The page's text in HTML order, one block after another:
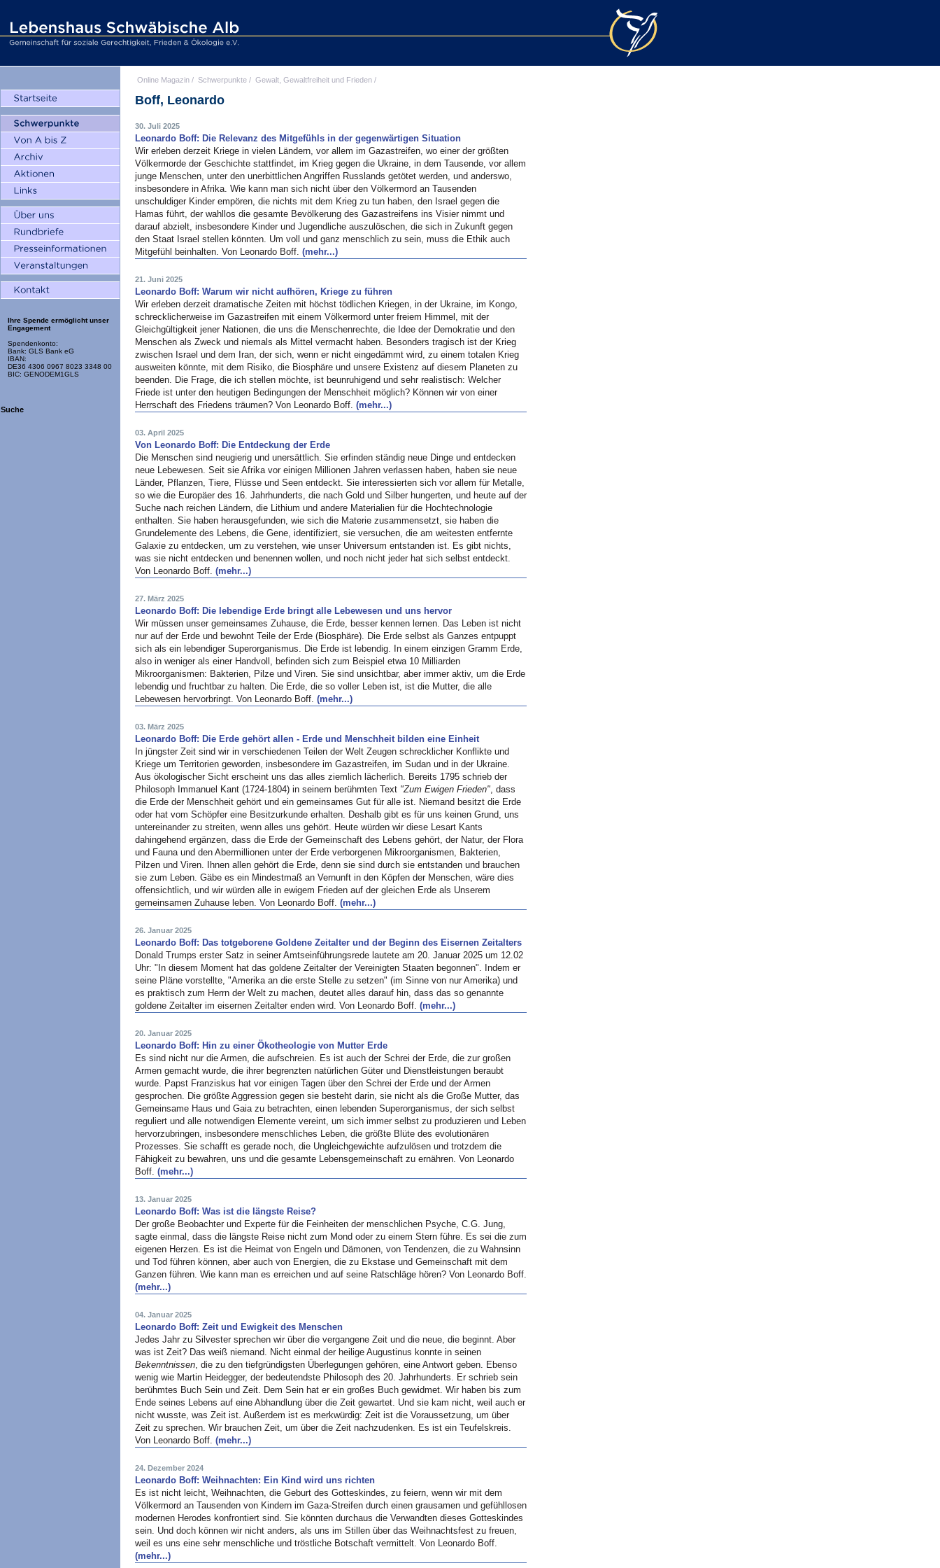
Ihre Spende ermöglicht unser
Engagement
Spendenkonto:
Bank: GLS Bank eG
IBAN:
DE36 4306 0967 8023 3348 00
BIC: GENODEM1GLS
Suche
Online Magazin / Schwerpunkte / Gewalt, Gewaltfreiheit und Frieden /
Boff, Leonardo
30. Juli 2025
Leonardo Boff: Die Relevanz des Mitgefühls in der gegenwärtigen Situation
Wir erleben derzeit Kriege in vielen Ländern, vor allem im Gazastreifen, wo einer der größten
Völkermorde der Geschichte stattfindet, im Krieg gegen die Ukraine, in dem Tausende, vor allem
junge Menschen, unter den unerbittlichen Angriffen Russlands getötet werden, und anderswo,
insbesondere in Afrika. Wie kann man sich nicht über den Völkermord an Tausenden
unschuldiger Kinder empören, die nichts mit dem Krieg zu tun haben, den Israel gegen die
Hamas führt, der wahllos die gesamte Bevölkerung des Gazastreifens ins Visier nimmt und
darauf abzielt, insbesondere Kinder und Jugendliche auszulöschen, die sich in Zukunft gegen
den Staat Israel stellen könnten. Um voll und ganz menschlich zu sein, muss die Ethik auch
Mitgefühl beinhalten. Von Leonardo Boff. (mehr...)
21. Juni 2025
Leonardo Boff: Warum wir nicht aufhören, Kriege zu führen
Wir erleben derzeit dramatische Zeiten mit höchst tödlichen Kriegen, in der Ukraine, im Kongo,
schrecklicherweise im Gazastreifen mit einem Völkermord unter freiem Himmel, mit der
Gleichgültigkeit jener Nationen, die uns die Menschenrechte, die Idee der Demokratie und den
Menschen als Zweck und niemals als Mittel vermacht haben. Besonders tragisch ist der Krieg
zwischen Israel und dem Iran, der sich, wenn er nicht eingedämmt wird, zu einem totalen Krieg
ausweiten könnte, mit dem Risiko, die Biosphäre und unsere Existenz auf diesem Planeten zu
beenden. Die Frage, die ich stellen möchte, ist beunruhigend und sehr realistisch: Welcher
Friede ist unter den heutigen Bedingungen der Menschheit möglich? Können wir von einer
Herrschaft des Friedens träumen? Von Leonardo Boff. (mehr...)
03. April 2025
Von Leonardo Boff: Die Entdeckung der Erde
Die Menschen sind neugierig und unersättlich. Sie erfinden ständig neue Dinge und entdecken
neue Lebewesen. Seit sie Afrika vor einigen Millionen Jahren verlassen haben, haben sie neue
Länder, Pflanzen, Tiere, Flüsse und Seen entdeckt. Sie interessierten sich vor allem für Metalle,
so wie die Europäer des 16. Jahrhunderts, die nach Gold und Silber hungerten, und heute auf der
Suche nach reichen Ländern, die Lithium und andere Materialien für die Hochtechnologie
enthalten. Sie haben herausgefunden, wie sich die Materie zusammensetzt, sie haben die
Grundelemente des Lebens, die Gene, identifiziert, sie versuchen, die am weitesten entfernte
Galaxie zu entdecken, um zu verstehen, wie unser Universum entstanden ist. Es gibt nichts,
was sie nicht entdecken und benennen wollen, und noch nicht jeder hat sich selbst entdeckt.
Von Leonardo Boff. (mehr...)
27. März 2025
Leonardo Boff: Die lebendige Erde bringt alle Lebewesen und uns hervor
Wir müssen unser gemeinsames Zuhause, die Erde, besser kennen lernen. Das Leben ist nicht
nur auf der Erde und bewohnt Teile der Erde (Biosphäre). Die Erde selbst als Ganzes entpuppt
sich als ein lebendiger Superorganismus. Die Erde ist lebendig. In einem einzigen Gramm Erde,
also in weniger als einer Handvoll, befinden sich zum Beispiel etwa 10 Milliarden
Mikroorganismen: Bakterien, Pilze und Viren. Sie sind unsichtbar, aber immer aktiv, um die Erde
lebendig und fruchtbar zu halten. Die Erde, die so voller Leben ist, ist die Mutter, die alle
Lebewesen hervorbringt. Von Leonardo Boff. (mehr...)
03. März 2025
Leonardo Boff: Die Erde gehört allen - Erde und Menschheit bilden eine Einheit
In jüngster Zeit sind wir in verschiedenen Teilen der Welt Zeugen schrecklicher Konflikte und
Kriege um Territorien geworden, insbesondere im Gazastreifen, im Sudan und in der Ukraine.
Aus ökologischer Sicht erscheint uns das alles ziemlich lächerlich. Bereits 1795 schrieb der
Philosoph Immanuel Kant (1724-1804) in seinem berühmten Text "Zum Ewigen Frieden", dass
die Erde der Menschheit gehört und ein gemeinsames Gut für alle ist. Niemand besitzt die Erde
oder hat vom Schöpfer eine Besitzurkunde erhalten. Deshalb gibt es für uns keinen Grund, uns
untereinander zu streiten, wenn alles uns gehört. Heute würden wir diese Lesart Kants
dahingehend ergänzen, dass die Erde der Gemeinschaft des Lebens gehört, der Natur, der Flora
und Fauna und den Abermillionen unter der Erde verborgenen Mikroorganismen, Bakterien,
Pilzen und Viren. Ihnen allen gehört die Erde, denn sie sind durch sie entstanden und brauchen
sie zum Leben. Gäbe es ein Mindestmaß an Vernunft in den Köpfen der Menschen, wäre dies
offensichtlich, und wir würden alle in ewigem Frieden auf der gleichen Erde als Unserem
gemeinsamen Zuhause leben. Von Leonardo Boff. (mehr...)
26. Januar 2025
Leonardo Boff: Das totgeborene Goldene Zeitalter und der Beginn des Eisernen Zeitalters
Donald Trumps erster Satz in seiner Amtseinführungsrede lautete am 20. Januar 2025 um 12.02
Uhr: "In diesem Moment hat das goldene Zeitalter der Vereinigten Staaten begonnen". Indem er
seine Pläne vorstellte, "Amerika an die erste Stelle zu setzen" (im Sinne von nur Amerika) und
es praktisch zum Herrn der Welt zu machen, deutet alles darauf hin, dass das so genannte
goldene Zeitalter im eisernen Zeitalter enden wird. Von Leonardo Boff. (mehr...)
20. Januar 2025
Leonardo Boff: Hin zu einer Ökotheologie von Mutter Erde
Es sind nicht nur die Armen, die aufschreien. Es ist auch der Schrei der Erde, die zur großen
Armen gemacht wurde, die ihrer begrenzten natürlichen Güter und Dienstleistungen beraubt
wurde. Papst Franziskus hat vor einigen Tagen über den Schrei der Erde und der Armen
gesprochen. Die größte Aggression gegen sie besteht darin, sie nicht als die Große Mutter, das
Gemeinsame Haus und Gaia zu betrachten, einen lebenden Superorganismus, der sich selbst
reguliert und alle notwendigen Elemente vereint, um sich immer selbst zu produzieren und Leben
hervorzubringen, insbesondere menschliches Leben, die größte Blüte des evolutionären
Prozesses. Sie schafft es gerade noch, die Ungleichgewichte aufzulösen und trotzdem die
Fähigkeit zu bewahren, uns und die gesamte Lebensgemeinschaft zu ernähren. Von Leonardo
Boff. (mehr...)
13. Januar 2025
Leonardo Boff: Was ist die längste Reise?
Der große Beobachter und Experte für die Feinheiten der menschlichen Psyche, C.G. Jung,
sagte einmal, dass die längste Reise nicht zum Mond oder zu einem Stern führe. Es sei die zum
eigenen Herzen. Es ist die Heimat von Engeln und Dämonen, von Tendenzen, die zu Wahnsinn
und Tod führen können, aber auch von Energien, die zu Ekstase und Gemeinschaft mit dem
Ganzen führen. Wie kann man es erreichen und auf seine Ratschläge hören? Von Leonardo Boff.
(mehr...)
04. Januar 2025
Leonardo Boff: Zeit und Ewigkeit des Menschen
Jedes Jahr zu Silvester sprechen wir über die vergangene Zeit und die neue, die beginnt. Aber
was ist Zeit? Das weiß niemand. Nicht einmal der heilige Augustinus konnte in seinen
Bekenntnissen, die zu den tiefgründigsten Überlegungen gehören, eine Antwort geben. Ebenso
wenig wie Martin Heidegger, der bedeutendste Philosoph des 20. Jahrhunderts. Er schrieb sein
berühmtes Buch Sein und Zeit. Dem Sein hat er ein großes Buch gewidmet. Wir haben bis zum
Ende seines Lebens auf eine Abhandlung über die Zeit gewartet. Und sie kam nicht, weil auch er
nicht wusste, was Zeit ist. Außerdem ist es merkwürdig: Zeit ist die Voraussetzung, um über
Zeit zu sprechen. Wir brauchen Zeit, um über die Zeit nachzudenken. Es ist ein Teufelskreis.
Von Leonardo Boff. (mehr...)
24. Dezember 2024
Leonardo Boff: Weihnachten: Ein Kind wird uns richten
Es ist nicht leicht, Weihnachten, die Geburt des Gotteskindes, zu feiern, wenn wir mit dem
Völkermord an Tausenden von Kindern im Gaza-Streifen durch einen grausamen und gefühllosen
modernen Herodes konfrontiert sind. Sie könnten durchaus die Verwandten dieses Gotteskindes
sein. Und doch können wir nicht anders, als uns im Stillen über das Weihnachtsfest zu freuen,
weil es uns eine sehr menschliche und tröstliche Botschaft vermittelt. Von Leonardo Boff.
(mehr...)